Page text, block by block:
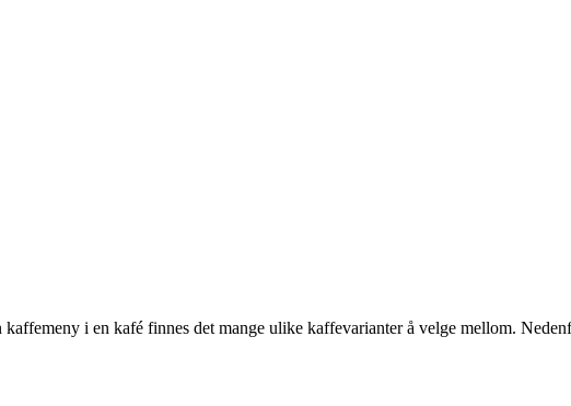
i en kafé finnes det mange ulike kaffevarianter å velge mellom.